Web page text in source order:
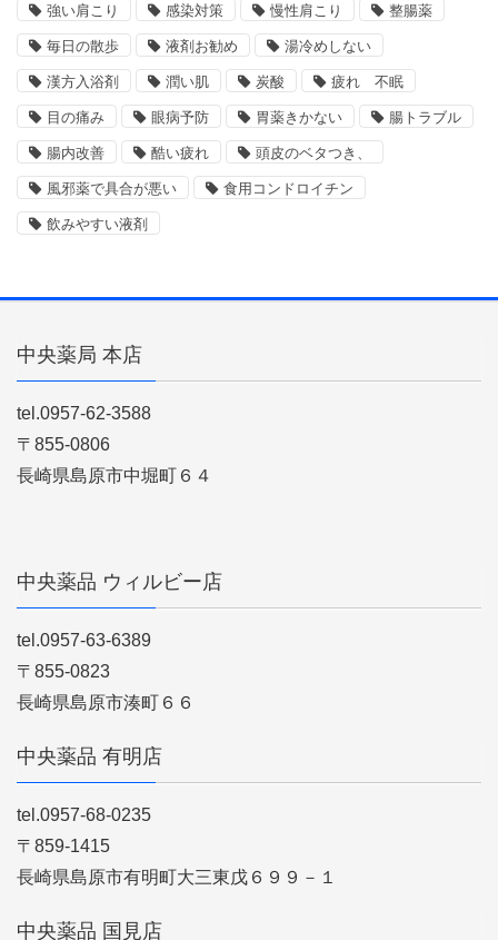
強い肩こり 感染対策 慢性肩こり 整腸薬
毎日の散歩 液剤お勧め 湯冷めしない
漢方入浴剤 潤い肌 炭酸 疲れ 不眠
目の痛み 眼病予防 胃薬きかない 腸トラブル
腸内改善 酷い疲れ 頭皮のベタつき、
風邪薬で具合が悪い 食用コンドロイチン
飲みやすい液剤
中央薬局 本店
tel.0957-62-3588
〒855-0806
長崎県島原市中堀町６４
中央薬品 ウィルビー店
tel.0957-63-6389
〒855-0823
長崎県島原市湊町６６
中央薬品 有明店
tel.0957-68-0235
〒859-1415
長崎県島原市有明町大三東戊６９９－１
中央薬品 国見店